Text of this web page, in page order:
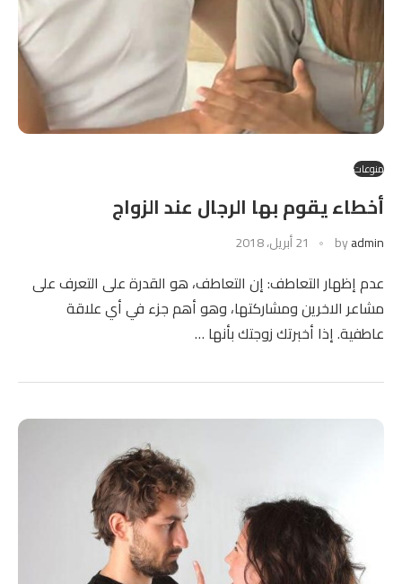
منوعات
أخطاء يقوم بها الرجال عند الزواج
byadmin 21 أبريل، 2018
عدم إظهار التعاطف: إن التعاطف، هو القدرة على التعرف على
مشاعر الاخرين ومشاركتها، وهو أهم جزء في أي علاقة
عاطفية. إذا أخبرتك زوجتك بأنها …